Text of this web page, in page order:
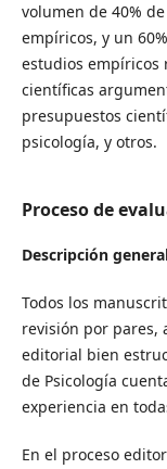
volumen de 40%
empíricos, y un
estudios empíricos
científicas
presupuestos
psicología, y otros.
Proceso de
Descripción
Todos los
revisión por pares,
editorial bien
de Psicología
experiencia en
En el proceso